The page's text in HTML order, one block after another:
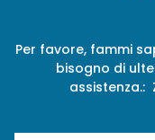
Per favore, fammi
bisogno di
assistenza.: